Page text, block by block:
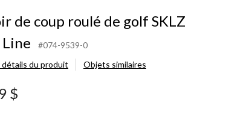
de coup roulé de golf SKLZ
#074-9539-0
détails du produit
Objets similaires
$